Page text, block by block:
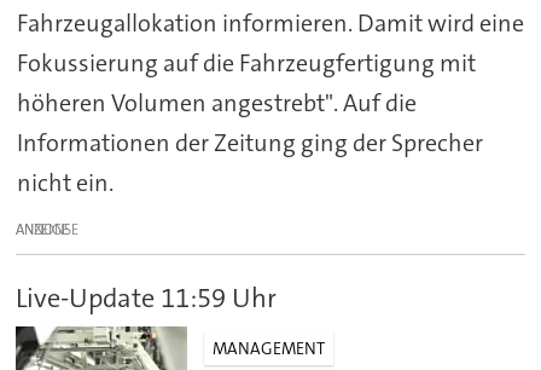
Fahrzeugallokation informieren. Damit wird eine
Fokussierung auf die Fahrzeugfertigung mit
höheren Volumen angestrebt". Auf die
Informationen der Zeitung ging der Sprecher
nicht ein.
ANZEIGE
Live-Update 11:59 Uhr
MANAGEMENT